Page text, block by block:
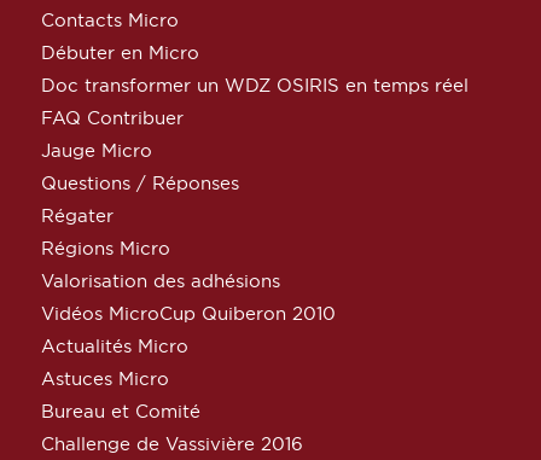
Contacts Micro
Débuter en Micro
Doc transformer un WDZ OSIRIS en temps réel
FAQ Contribuer
Jauge Micro
Questions / Réponses
Régater
Régions Micro
Valorisation des adhésions
Vidéos MicroCup Quiberon 2010
Actualités Micro
Astuces Micro
Bureau et Comité
Challenge de Vassivière 2016